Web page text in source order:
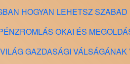
HOGYAN LEHETSZ
OKAI ÉS
GAZDASÁGI VÁLSÁGÁNAK